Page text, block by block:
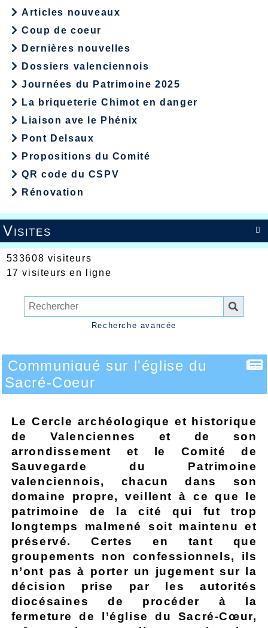
Articles nouveaux
Coup de coeur
Dernières nouvelles
Dossiers valenciennois
Journées du Patrimoine 2025
La briqueterie Chimot en danger
Liaison ave le Phénix
Pont Delsaux
Propositions du Comité
QR code du CSPV
Rénovation

Visites
533608 visiteurs
17 visiteurs en ligne
Recherche avancée
Communiqué sur l'église du
Sacré-Coeur
Le Cercle archéologique et historique
de Valenciennes et de son
arrondissement et le Comité de
Sauvegarde du Patrimoine
valenciennois, chacun dans son
domaine propre, veillent à ce que le
patrimoine de la cité qui fut trop
longtemps malmené soit maintenu et
préservé. Certes en tant que
groupements non confessionnels, ils
n’ont pas à porter un jugement sur la
décision prise par les autorités
diocésaines de procéder à la
fermeture de l’église du Sacré-Cœur,